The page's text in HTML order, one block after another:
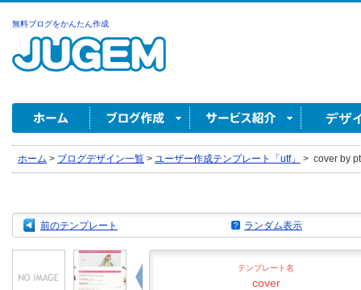
無料ブログをかんたん作成
ホーム > ブログデザイン一覧 > ユーザー作成テンプレート「utf」 > cover by
前のテンプレート ランダム表示
テンプレート名
cover